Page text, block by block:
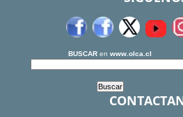
BUSCAR en www.olca.cl